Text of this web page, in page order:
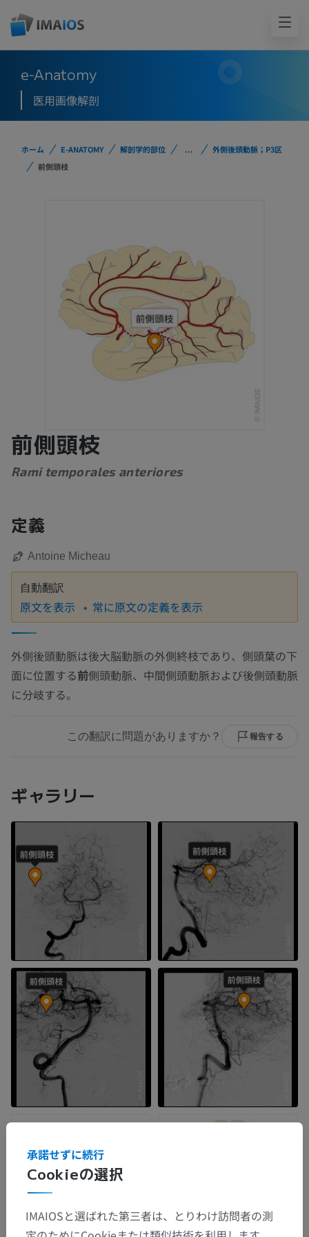
e-Anatomy
医用画像解剖
ホーム E-ANATOMY 解剖学的部位 ...
外側後頭動脈；P3区
前側頭枝
前側頭枝
Rami temporales anteriores
定義
Antoine Micheau
自動翻訳
原文を表示 常に原文の定義を表示
外側後頭動脈は後大脳動脈の外側終枝であり、側頭葉の下
面に位置する前側頭動脈、中間側頭動脈および後側頭動脈
に分岐する。
この翻訳に問題がありますか？ 報告する
ギャラリー
Cookieの選択
承諾せずに続行
IMAIOSと選ばれた第三者は、とりわけ訪問者の測